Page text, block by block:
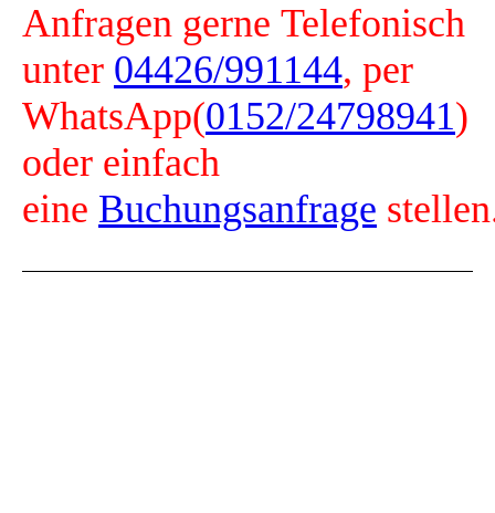
Anfragen gerne Telefonisch
unter 04426/991144, per
WhatsApp(0152/24798941)
oder einfach
eine Buchungsanfrage